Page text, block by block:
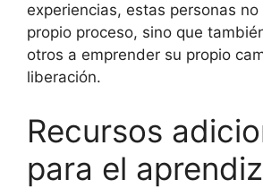
experiencias, estas personas
propio proceso, sino que
otros a emprender su propio
liberación.
Recursos
para el